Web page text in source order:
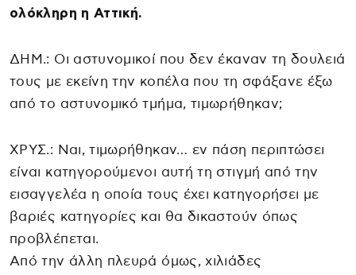
ολόκληρη η Αττική.
ΔΗΜ.: Οι αστυνομικοί που δεν έκαναν τη δουλειά
τους με εκείνη την κοπέλα που τη σφάξανε έξω
από το αστυνομικό τμήμα, τιμωρήθηκαν;
ΧΡΥΣ.: Ναι, τιμωρήθηκαν… εν πάση περιπτώσει
είναι κατηγορούμενοι αυτή τη στιγμή από την
εισαγγελέα η οποία τους έχει κατηγορήσει με
βαριές κατηγορίες και θα δικαστούν όπως
προβλέπεται.
Από την άλλη πλευρά όμως, χιλιάδες